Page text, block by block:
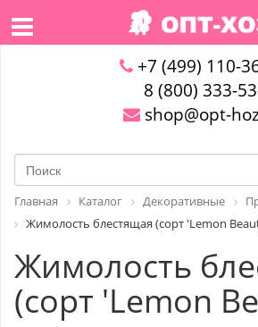
+7 (499) 110-
8 (800) 333-
shop@opt-
Главная Каталог Декоративные
Жимолость блестящая (сорт 'Lemon
Жимолость
(сорт 'Lemon